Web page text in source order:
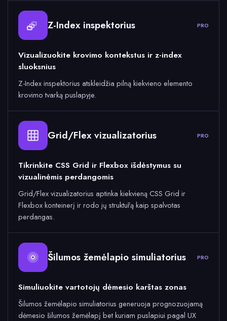
Z-Index inspektorius PRO
Vizualizuokite krovimo kontekstus ir z-index
sluoksnius
Z-Index inspektorius atskleidžia pilną kiekvieno elemento
krovimo tvarką puslapyje.
Grid/Flex vizualizatorius PRO
Tikrinkite CSS Grid ir Flexbox išdėstymus su
vizualinėmis perdangomis
Grid/Flex vizualizatorius aptinka kiekvieną CSS Grid ir
Flexbox konteinerį ir rodo jų struktūrą kaip spalvotas
perdangas.
Šilumos žemėlapio simuliatorius PRO
Simuliuokite vartotojų dėmesio karštas zonas
Šilumos žemėlapio simuliatorius generuoja prognozuojamą
dėmesio šilumos žemėlapį bet kuriam puslapiui pagal UX